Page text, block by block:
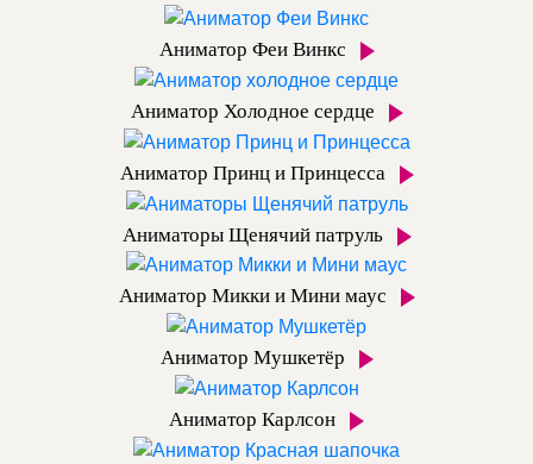
Аниматор Феи Винкс
Аниматор Холодное сердце
Аниматор Принц и Принцесса
Аниматоры Щенячий патруль
Аниматор Микки и Мини маус
Аниматор Мушкетёр
Аниматор Карлсон